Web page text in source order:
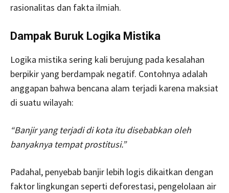
rasionalitas dan fakta ilmiah.
Dampak Buruk Logika Mistika
Logika mistika sering kali berujung pada kesalahan
berpikir yang berdampak negatif. Contohnya adalah
anggapan bahwa bencana alam terjadi karena maksiat
di suatu wilayah:
“Banjir yang terjadi di kota itu disebabkan oleh
banyaknya tempat prostitusi.”
Padahal, penyebab banjir lebih logis dikaitkan dengan
faktor lingkungan seperti deforestasi, pengelolaan air